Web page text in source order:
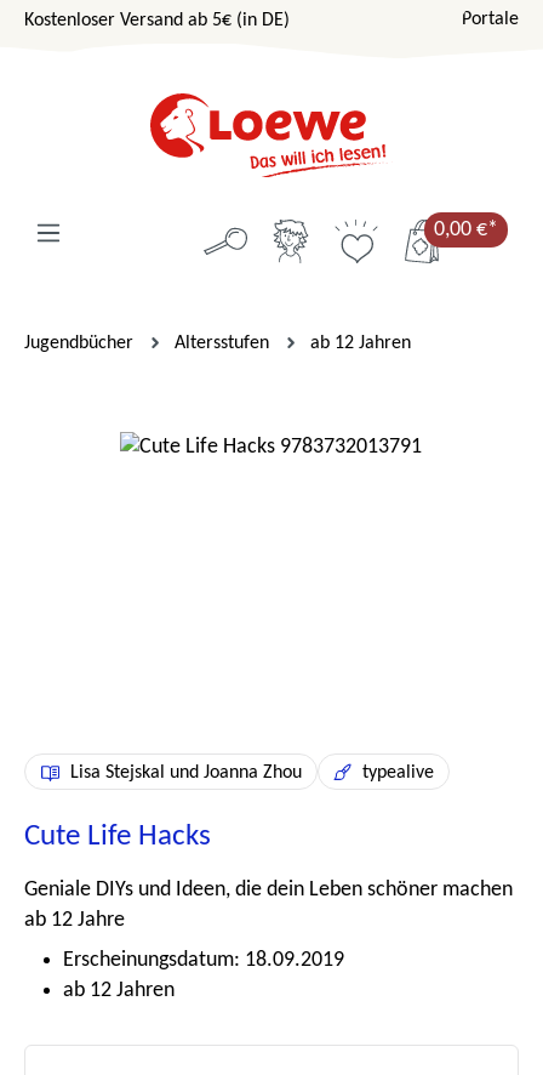
Zum Hauptinhalt springen
Kostenloser Versand ab 5€ (in DE) Portale
0,00 €*
Jugendbücher Altersstufen ab 12 Jahren
Bildergalerie überspringen
Lisa Stejskal und Joanna Zhou typealive
Cute Life Hacks
Geniale DIYs und Ideen, die dein Leben schöner machen
ab 12 Jahre
Erscheinungsdatum: 18.09.2019
ab 12 Jahren